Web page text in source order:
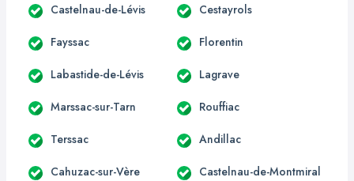
Castelnau-de-Lévis Cestayrols
Fayssac Florentin
Labastide-de-Lévis Lagrave
Marssac-sur-Tarn Rouffiac
Terssac Andillac
Cahuzac-sur-Vère Castelnau-de-Montmiral